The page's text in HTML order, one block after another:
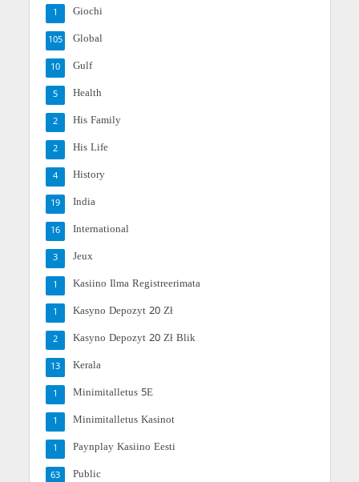
Giochi
1
Global
105
Gulf
10
Health
5
His Family
2
His Life
2
History
4
India
19
International
16
Jeux
3
Kasiino Ilma Registreerimata
1
Kasyno Depozyt 20 Zł
1
Kasyno Depozyt 20 Zł Blik
2
Kerala
13
Minimitalletus 5E
1
Minimitalletus Kasinot
1
Paynplay Kasiino Eesti
1
Public
63